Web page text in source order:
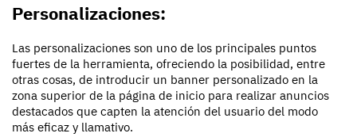
Personalizaciones:
Las personalizaciones son uno de los principales puntos
fuertes de la herramienta, ofreciendo la posibilidad, entre
otras cosas, de introducir un banner personalizado en la
zona superior de la página de inicio para realizar anuncios
destacados que capten la atención del usuario del modo
más eficaz y llamativo.